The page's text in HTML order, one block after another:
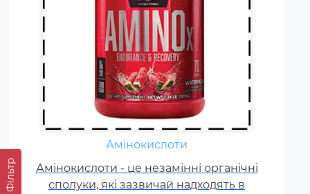
Фільтр
Амінокислоти
Амінокислоти - це незамінні органічні
сполуки, які зазвичай надходять в
Жироспалювачі належать до
спортивних харчових добавок,
які сприяють поліпшенню